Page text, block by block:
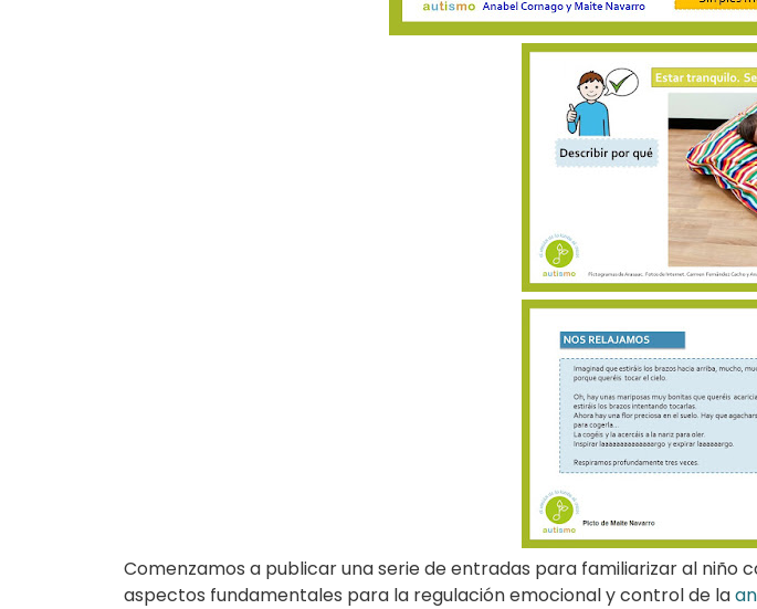
Comenzamos a publicar una serie de entradas para familiarizar al niño
aspectos fundamentales para la regulación emocional y control de la